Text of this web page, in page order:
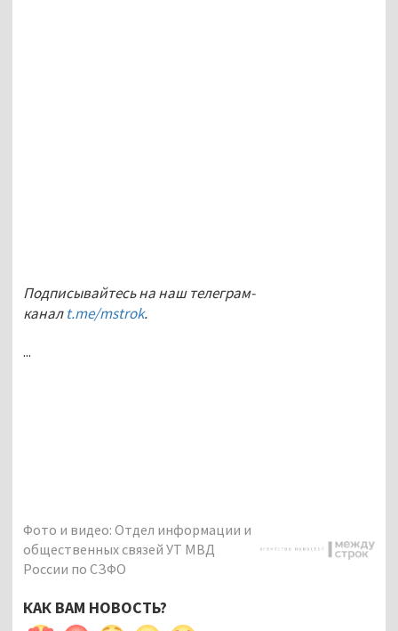
Подписывайтесь на наш телеграм-
каналt.me/mstrok.
...
Фото и видео: Отдел информации и
общественных связей УТ МВД
России по СЗФО
КАК ВАМ НОВОСТЬ?